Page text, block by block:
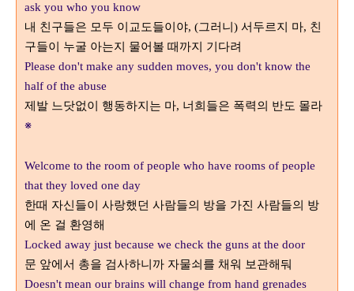
ask you who you know
내 친구들은 모두 이교도들이야, (그러니) 서두르지 마, 친
구들이 누굴 아는지 물어볼 때까지 기다려
Please don't make any sudden moves, you don't know the
half of the abuse
제발 느닷없이 행동하지는 마, 너희들은 폭력의 반도 몰라
※
Welcome to the room of people who have rooms of people
that they loved one day
한때 자신들이 사랑했던 사람들의 방을 가진 사람들의 방
에 온 걸 환영해
Locked away just because we check the guns at the door
문 앞에서 총을 검사하니까 자물쇠를 채워 보관해둬
Doesn't mean our brains will change from hand grenades